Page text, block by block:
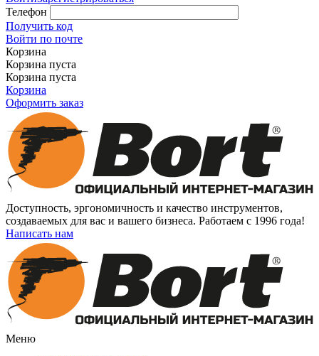
Телефон
Получить код
Войти по почте
Корзина
Корзина пуста
Корзина пуста
Корзина
Оформить заказ
Доступность, эргономичность и качество инструментов,
создаваемых для вас и вашего бизнеса. Работаем с 1996 года!
Написать нам
Меню